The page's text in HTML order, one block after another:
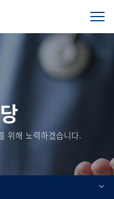
전
체
위해 노력하겠습니다.